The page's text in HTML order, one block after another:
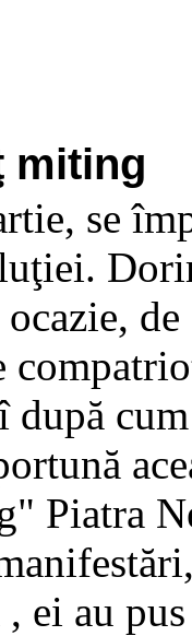
miting
se
ocazie,
după
Piatra
, ei au